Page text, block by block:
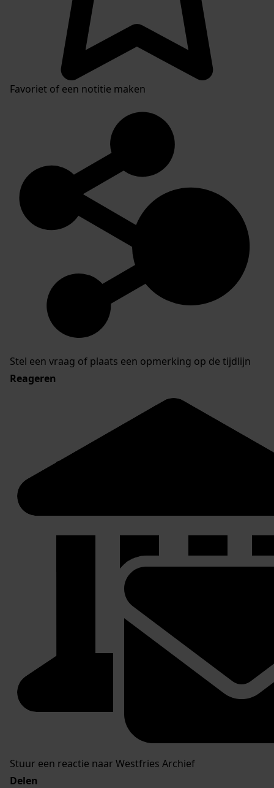
Favoriet of een notitie maken
Stel een vraag of plaats een opmerking op de tijdlijn
Reageren
Stuur een reactie naar Westfries Archief
Delen